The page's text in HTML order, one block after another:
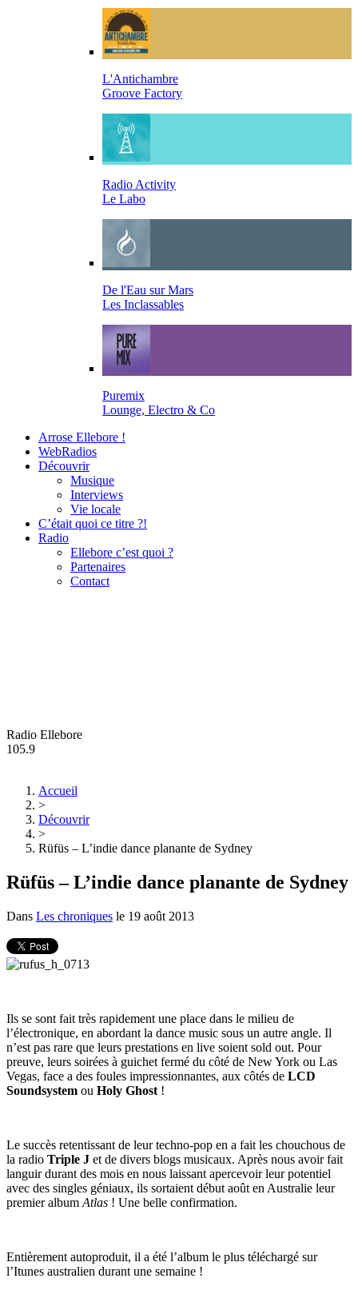
L'Antichambre
Groove Factory
Radio Activity
Le Labo
De l'Eau sur Mars
Les Inclassables
Puremix
Lounge, Electro & Co
Arrose Ellebore !
WebRadios
Découvrir
Musique
Interviews
Vie locale
C’était quoi ce titre ?!
Radio
Ellebore c’est quoi ?
Partenaires
Contact
Radio Ellebore
105.9
Accueil
>
Découvrir
>
Rüfüs – L’indie dance planante de Sydney
Rüfüs – L’indie dance planante de Sydney
Dans Les chroniques le 19 août 2013
Ils se sont fait très rapidement une place dans le milieu de
l’électronique, en abordant la dance music sous un autre angle. Il
n’est pas rare que leurs prestations en live soient sold out. Pour
preuve, leurs soirées à guichet fermé du côté de New York ou Las
Vegas, face a des foules impressionnantes, aux côtés de LCD
Soundsystem ou Holy Ghost !
Le succès retentissant de leur techno-pop en a fait les chouchous de
la radio Triple J et de divers blogs musicaux. Après nous avoir fait
languir durant des mois en nous laissant apercevoir leur potentiel
avec des singles géniaux, ils sortaient début août en Australie leur
premier album Atlas ! Une belle confirmation.
Entièrement autoproduit, il a été l’album le plus téléchargé sur
l’Itunes australien durant une semaine !